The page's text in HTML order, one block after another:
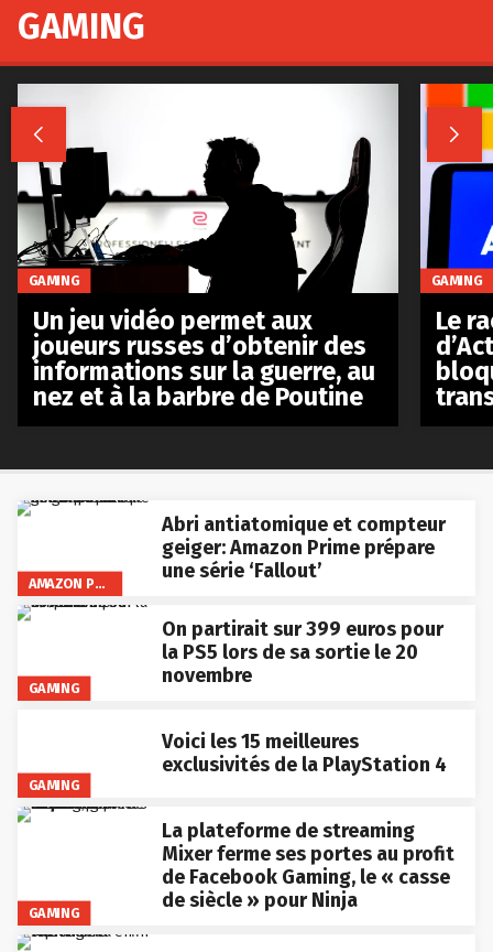
AMAZON PRIME VIDEO
Abri antiatomique et compteur
geiger: Amazon Prime prépare
une série ‘Fallout’
GAMING
On partirait sur 399 euros pour
la PS5 lors de sa sortie le 20
novembre
GAMING
Voici les 15 meilleures
exclusivités de la PlayStation 4
GAMING
La plateforme de streaming
Mixer ferme ses portes au profit
de Facebook Gaming, le « casse
de siècle » pour Ninja
GAMING
 
GAMING
Un jeu vidéo permet aux
joueurs russes d’obtenir des
informations sur la guerre, au
nez et à la barbre de Poutine
GAMING
Le